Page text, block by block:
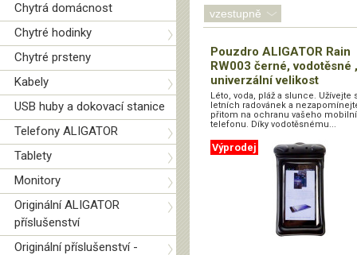
Chytrá domácnost
Chytré hodinky
Chytré prsteny
Kabely
USB huby a dokovací stanice
Telefony ALIGATOR
Tablety
Monitory
Originální ALIGATOR
příslušenství
Originální příslušenství -
Pouzdro ALIGATOR Rain
RW003 černé, vodotěsné ,
univerzální velikost
Léto, voda, pláž a slunce. Užívejte
letních radovánek a
přitom na ochranu vašeho
telefonu. Díky vodotěsnému...
Výprodej